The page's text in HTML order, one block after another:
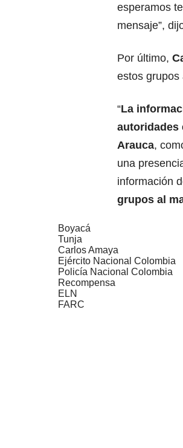
esperamos
mensaje”,
Por último,
estos grupos
“La
autoridades
Arauca,
una
información
grupos al
Boyacá
Tunja
Carlos Amaya
Ejército Nacional Colombia
Policía Nacional Colombia
Recompensa
ELN
FARC